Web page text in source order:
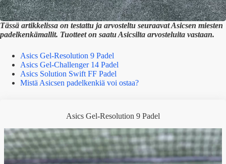
Tässä artikkelissa on testattu ja arvosteltu seuraavat Asicsen miesten
padelkenkämallit. Tuotteet on saatu Asicsilta arvosteluita vastaan.
Asics Gel-Resolution 9 Padel
Asics Gel-Challenger 14 Padel
Asics Solution Swift FF Padel
Mistä Asicsen padelkenkiä voi ostaa?
Asics Gel-Resolution 9 Padel